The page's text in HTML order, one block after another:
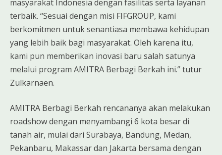
masyarakat Indonesia dengan fasilitas serta layanan
terbaik. “Sesuai dengan misi FIFGROUP, kami
berkomitmen untuk senantiasa membawa kehidupan
yang lebih baik bagi masyarakat. Oleh karena itu,
kami pun memberikan inovasi baru salah satunya
melalui program AMITRA Berbagi Berkah ini.” tutur
Zulkarnaen.
AMITRA Berbagi Berkah rencananya akan melakukan
roadshow dengan menyambangi 6 kota besar di
tanah air, mulai dari Surabaya, Bandung, Medan,
Pekanbaru, Makassar dan Jakarta bersama dengan